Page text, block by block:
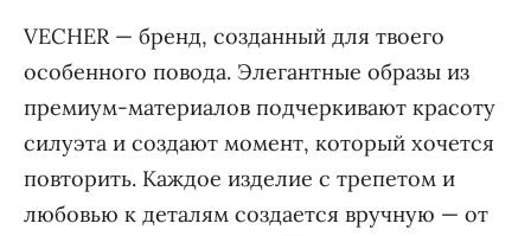
VECHER — бренд, созданный для твоего
особенного повода. Элегантные образы из
премиум-материалов подчеркивают красоту
силуэта и создают момент, который хочется
повторить. Каждое изделие с трепетом и
любовью к деталям создается вручную — от